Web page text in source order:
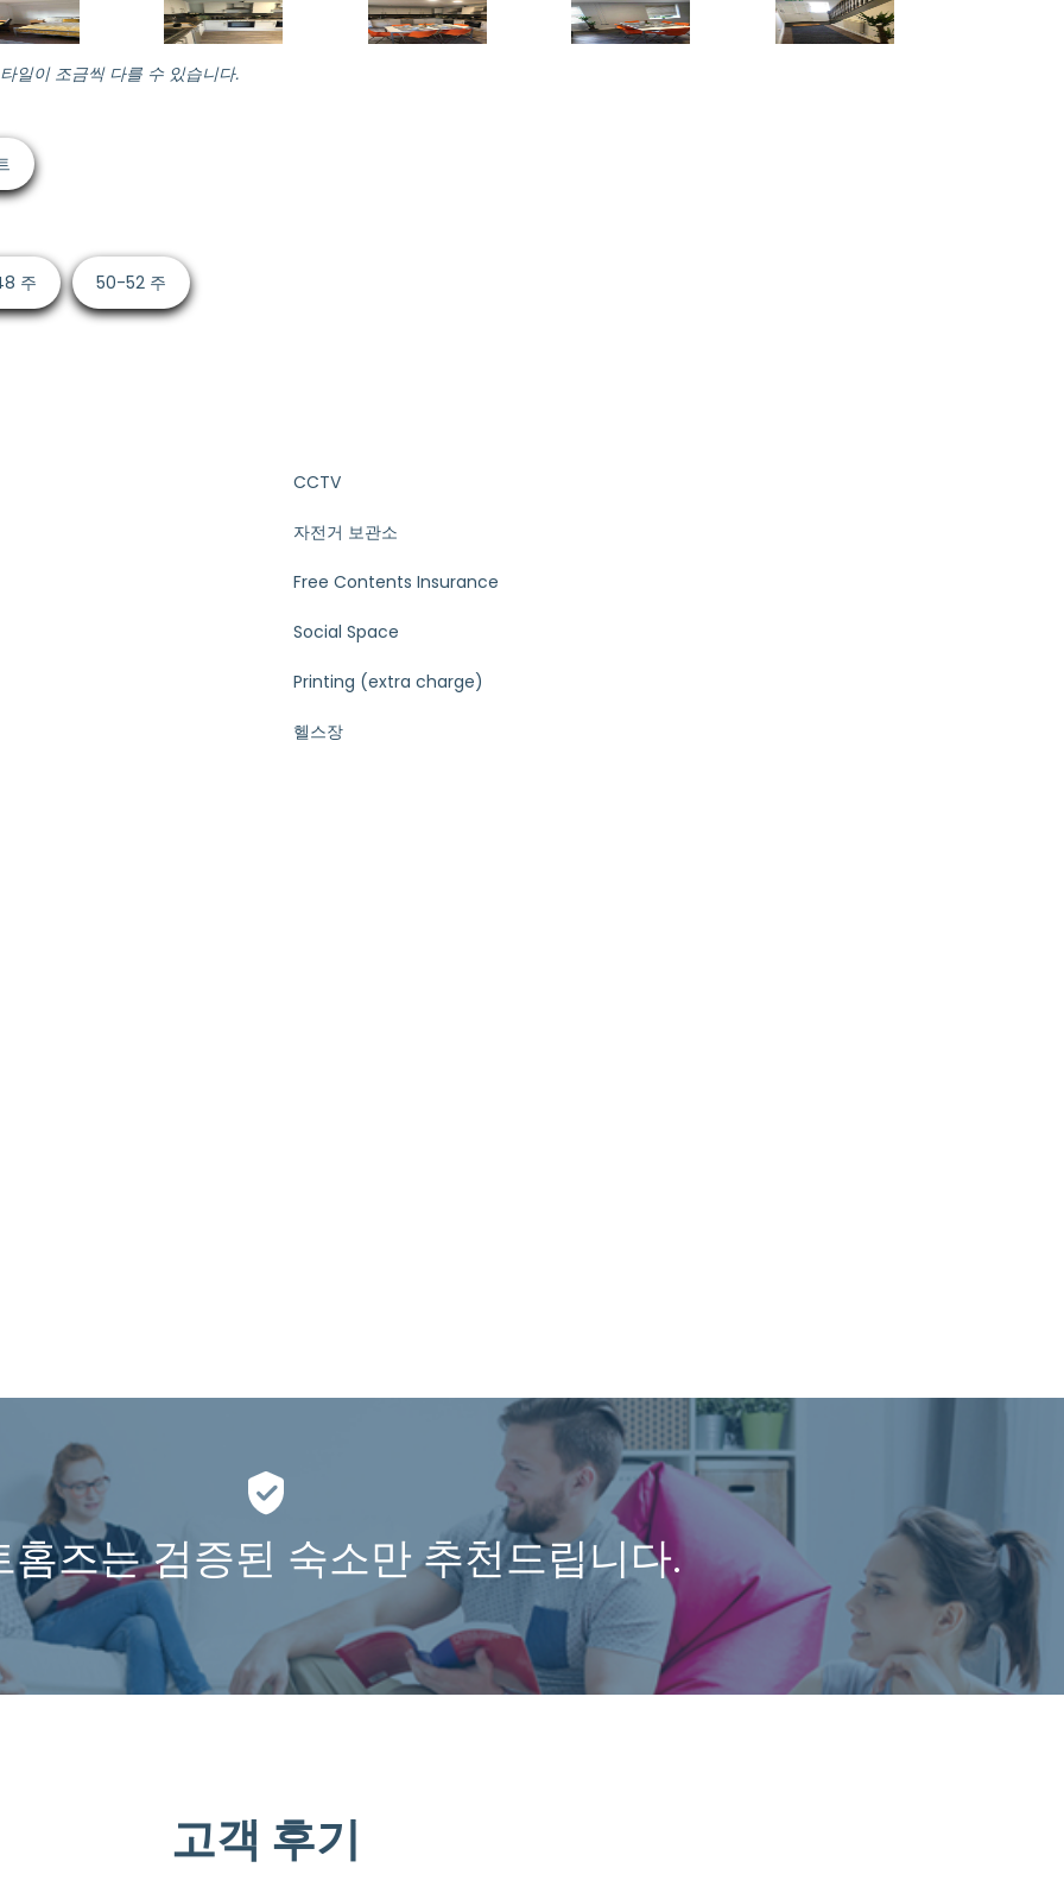
일이 조금씩 다를 수 있습니다.
주 50-52 주
CCTV
자전거 보관소
Free Contents Insurance
Social Space
Printing (extra charge)
헬스장
홈즈는 검증된 숙소만 추천드립니다.
고객 후기